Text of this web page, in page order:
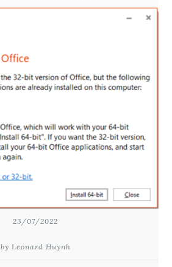
23/07/2022
by Leonard Huynh